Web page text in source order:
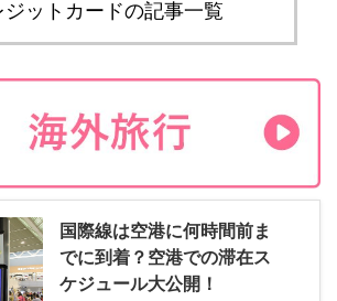
ジットカードの記事一覧
国際線は空港に何時間前ま
でに到着？空港での滞在ス
ケジュール大公開！